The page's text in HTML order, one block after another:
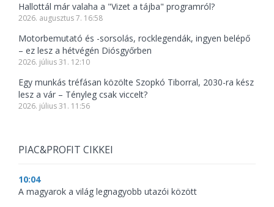
Hallottál már valaha a "Vizet a tájba" programról?
2026. augusztus 7. 16:58
Motorbemutató és -sorsolás, rocklegendák, ingyen belépő
– ez lesz a hétvégén Diósgyőrben
2026. július 31. 12:10
Egy munkás tréfásan közölte Szopkó Tiborral, 2030-ra kész
lesz a vár – Tényleg csak viccelt?
2026. július 31. 11:56
PIAC&PROFIT CIKKEI
10:04
A magyarok a világ legnagyobb utazói között